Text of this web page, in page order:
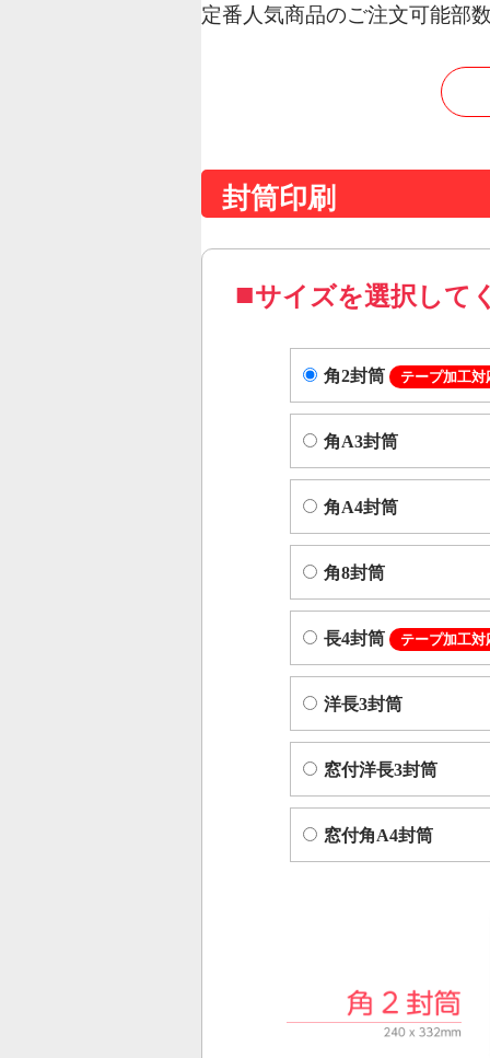
定番人気商品のご注文可能部
封筒印刷
サイズを選択して
角2封筒 テープ加工対
角A3封筒
角A4封筒
角8封筒
長4封筒 テープ加工対
洋長3封筒
窓付洋長3封筒
窓付角A4封筒